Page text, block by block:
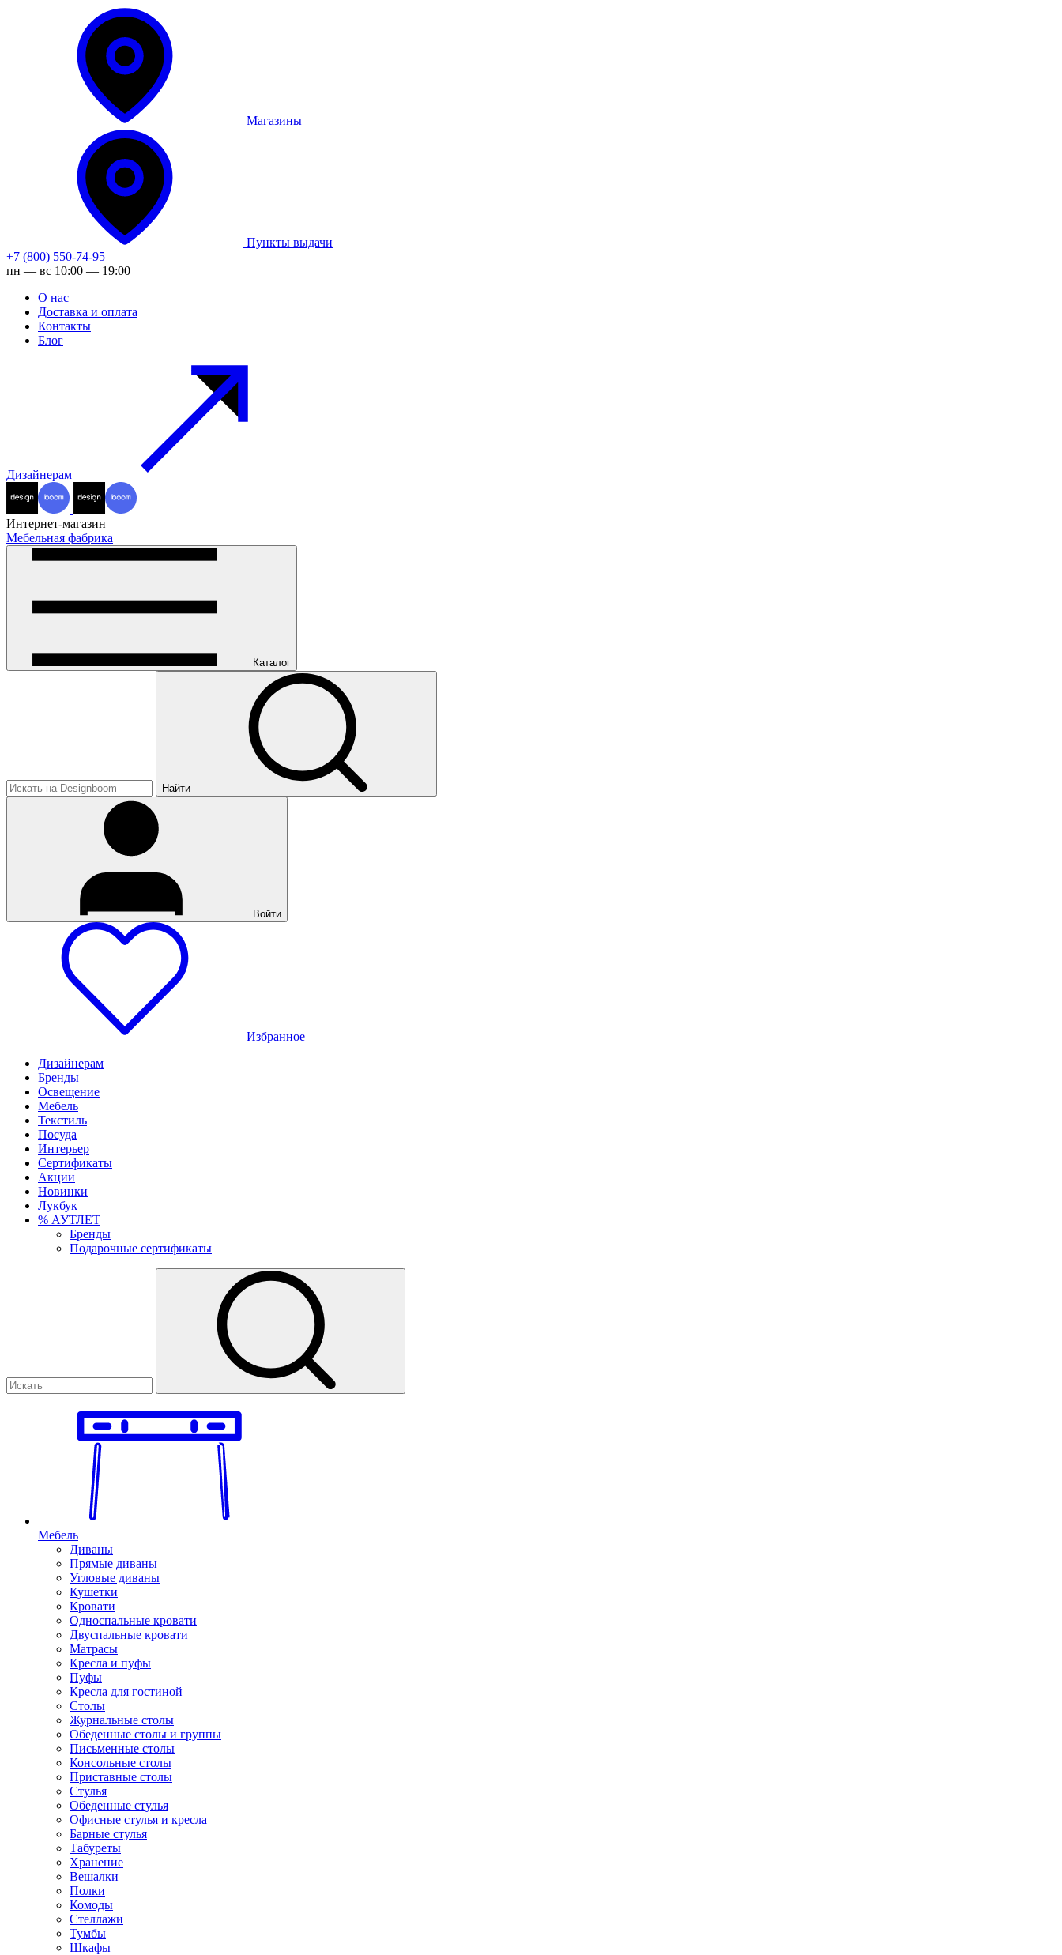
Магазины
Пункты выдачи
+7 (800) 550-74-95
пн — вс 10:00 — 19:00
О нас
Доставка и оплата
Контакты
Блог
Дизайнерам
Интернет-магазин
Мебельная фабрика
Каталог
Найти
Войти
Избранное
Дизайнерам
Бренды
Освещение
Мебель
Текстиль
Посуда
Интерьер
Сертификаты
Акции
Новинки
Лукбук
% АУТЛЕТ
Бренды
Подарочные сертификаты
Мебель
Диваны
Прямые диваны
Угловые диваны
Кушетки
Кровати
Односпальные кровати
Двуспальные кровати
Матрасы
Кресла и пуфы
Пуфы
Кресла для гостиной
Столы
Журнальные столы
Обеденные столы и группы
Письменные столы
Консольные столы
Приставные столы
Стулья
Обеденные стулья
Офисные стулья и кресла
Барные стулья
Табуреты
Хранение
Вешалки
Полки
Комоды
Стеллажи
Тумбы
Шкафы